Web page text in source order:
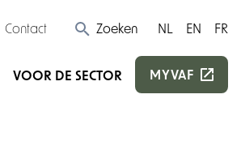
Contact Zoeken NL EN FR
VOOR DE SECTOR MYVAF